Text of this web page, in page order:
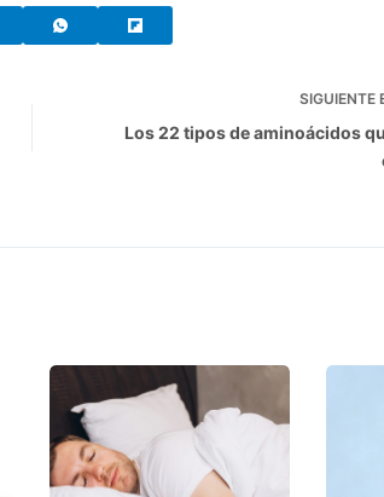
SIGUIENTE
Los 22 tipos de aminoácidos